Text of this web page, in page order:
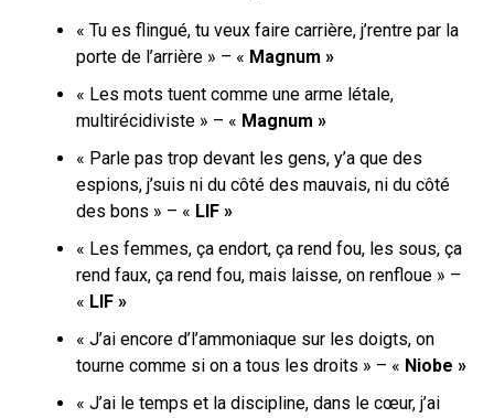
« Tu es flingué, tu veux faire carrière, j’rentre par la
porte de l’arrière » – « Magnum »
« Les mots tuent comme une arme létale,
multirécidiviste » – « Magnum »
« Parle pas trop devant les gens, y’a que des
espions, j’suis ni du côté des mauvais, ni du côté
des bons » – « LIF »
« Les femmes, ça endort, ça rend fou, les sous, ça
rend faux, ça rend fou, mais laisse, on renfloue » –
« LIF »
« J’ai encore d’l’ammoniaque sur les doigts, on
tourne comme si on a tous les droits » – « Niobe »
« J’ai le temps et la discipline, dans le cœur, j’ai